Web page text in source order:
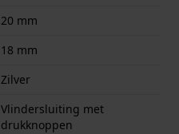
20 mm
18 mm
Zilver
Vlindersluiting met
drukknoppen